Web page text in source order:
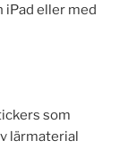
iPad eller med
som
lärmaterial